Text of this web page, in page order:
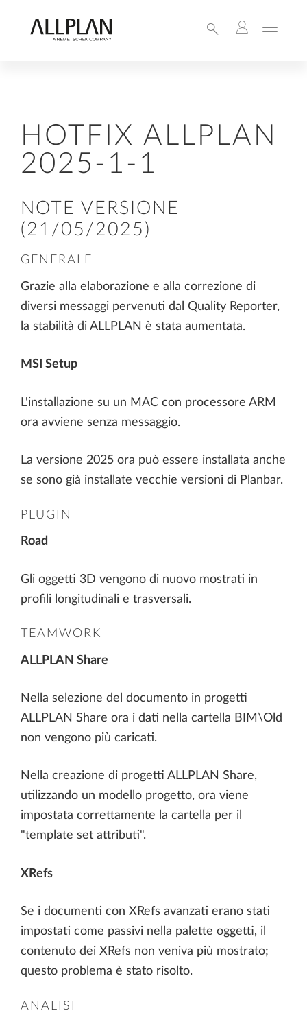
HOTFIX ALLPLAN
2025-1-1
NOTE VERSIONE
(21/05/2025)
GENERALE
Grazie alla elaborazione e alla correzione di
diversi messaggi pervenuti dal Quality Reporter,
la stabilità di ALLPLAN è stata aumentata.
MSI Setup
L'installazione su un MAC con processore ARM
ora avviene senza messaggio.
La versione 2025 ora può essere installata anche
se sono già installate vecchie versioni di Planbar.
PLUGIN
Road
Gli oggetti 3D vengono di nuovo mostrati in
profili longitudinali e trasversali.
TEAMWORK
ALLPLAN Share
Nella selezione del documento in progetti
ALLPLAN Share ora i dati nella cartella BIM\Old
non vengono più caricati.
Nella creazione di progetti ALLPLAN Share,
utilizzando un modello progetto, ora viene
impostata correttamente la cartella per il
"template set attributi".
XRefs
Se i documenti con XRefs avanzati erano stati
impostati come passivi nella palette oggetti, il
contenuto dei XRefs non veniva più mostrato;
questo problema è stato risolto.
ANALISI